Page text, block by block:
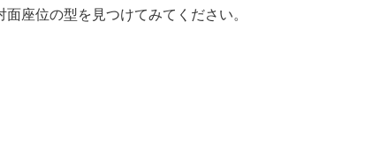
座位の型を見つけてみてください。